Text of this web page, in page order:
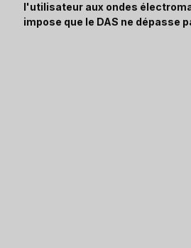
l'utilisateur aux ondes
impose que le DAS ne dépasse